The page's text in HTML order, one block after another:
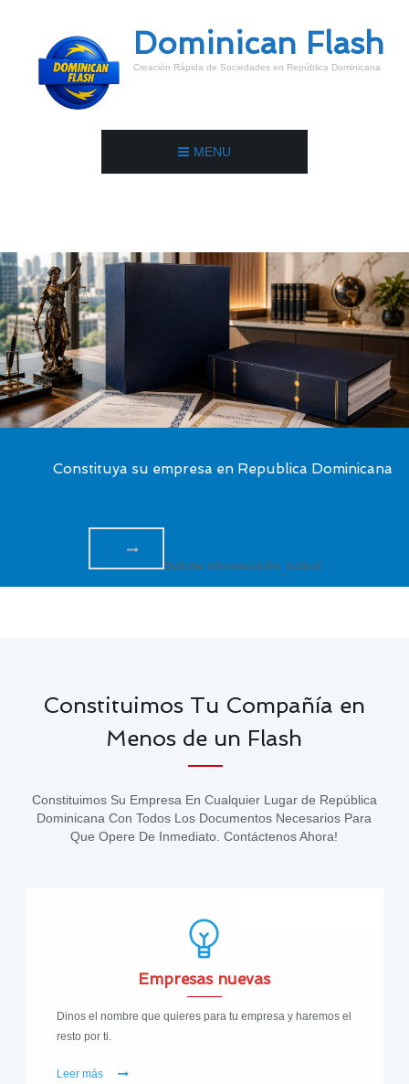
Dominican Flash
Creación Rápida de Sociedades en República Dominicana
MENU
Constituya su empresa en Republica Dominicana
Solicitar información/trx_button]
Constituimos Tu Compañía en
Menos de un Flash
Constituimos Su Empresa En Cualquier Lugar de República
Dominicana Con Todos Los Documentos Necesarios Para
Que Opere De Inmediato. Contáctenos Ahora!
Empresas nuevas
Dinos el nombre que quieres para tu empresa y haremos el
resto por ti.
Leer más